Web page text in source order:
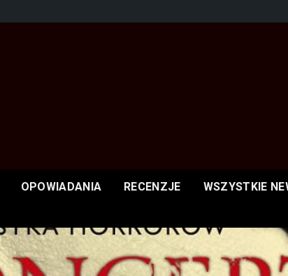
OPOWIADANIA RECENZJE WSZYSTKIE